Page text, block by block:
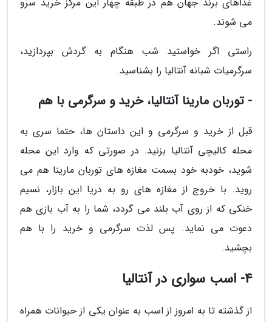
می شوند.
راستی اگر خواستید شب هنگام به گردش بپردازید،
سرگرمیات شبانه آنتالیا را بشناسید.
- توربان مارینا آنتالیا، خرید و سرگرمی با هم
قبل از خرید و سرگرمی و این داستان ها، حتما سری به
محله کالیچی آنتالیا بزنید. در صورتی که وارد این محله
شوید، خودبه خود بسمت مغازه های توربان مارینا هم می
روید. با خروج از مغازه های رو به دریا این بازار، نسیم
خنکی که از روی آب بلند می گردد، شما را به آب بازی هم
دعوت می نماید. پس لذت سرگرمی و خرید را با هم
بچشید.
4- اسب سواری در آنتالیا
از گذشته تا به امروز از اسب به عنوان یکی از حیوانات همراه